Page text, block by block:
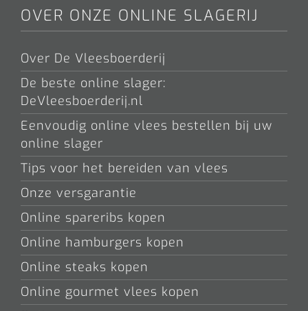
OVER ONZE ONLINE SLAGERIJ
Over De Vleesboerderij
De beste online slager:
DeVleesboerderij.nl
Eenvoudig online vlees bestellen bij uw
online slager
Tips voor het bereiden van vlees
Onze versgarantie
Online spareribs kopen
Online hamburgers kopen
Online steaks kopen
Online gourmet vlees kopen